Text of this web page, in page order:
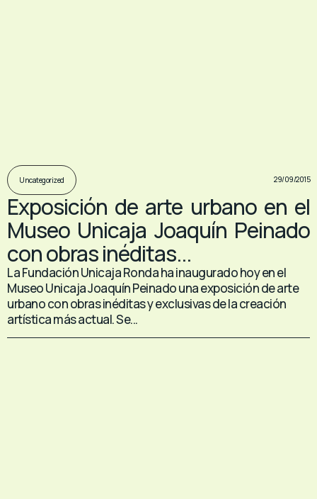
Uncategorized 29/09/2015
Exposición de arte urbano en el
Museo Unicaja Joaquín Peinado
con obras inéditas...
La Fundación Unicaja Ronda ha inaugurado hoy en el
Museo Unicaja Joaquín Peinado una exposición de arte
urbano con obras inéditas y exclusivas de la creación
artística más actual. Se...